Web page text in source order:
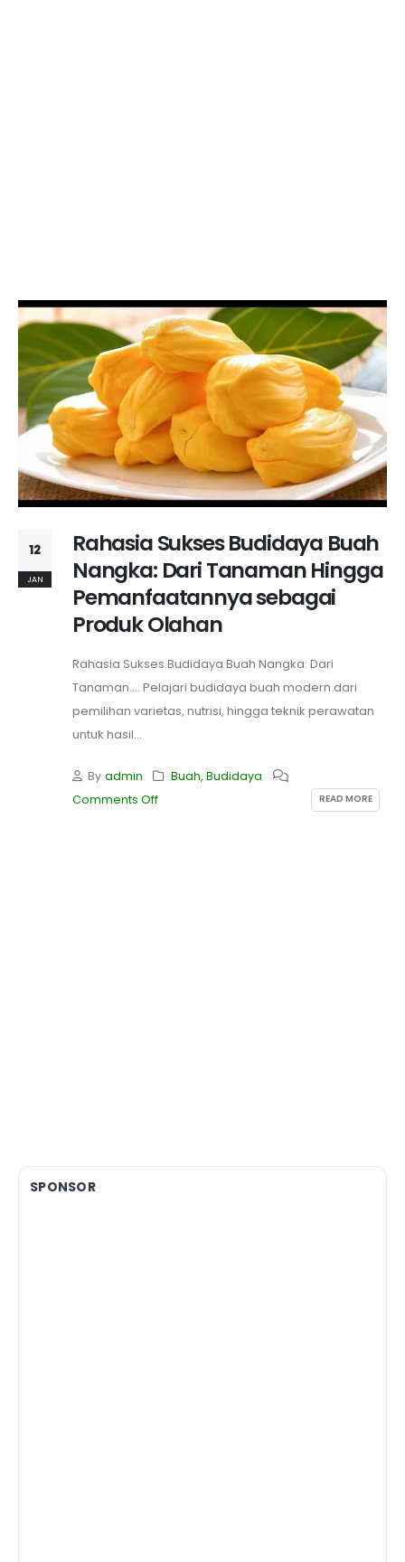
12
JAN
Rahasia Sukses Budidaya Buah
Nangka: Dari Tanaman Hingga
Pemanfaatannya sebagai
Produk Olahan
Rahasia Sukses Budidaya Buah Nangka: Dari
Tanaman.... Pelajari budidaya buah modern dari
pemilihan varietas, nutrisi, hingga teknik perawatan
untuk hasil...
By admin Buah, Budidaya
Comments Off
READ MORE
SPONSOR